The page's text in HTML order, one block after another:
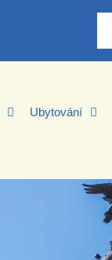
Ubytování